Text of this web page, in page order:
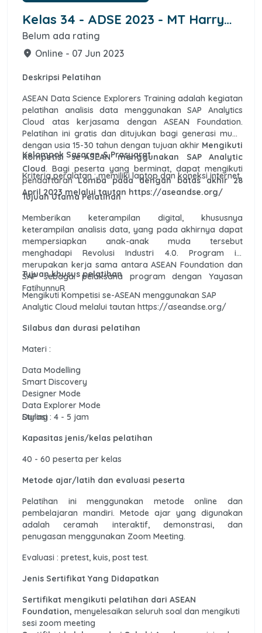
Kelas 34 - ADSE 2023 - MT Harry
Renanda
Belum ada rating
place Online - 07 Jun 2023
Deskripsi Pelatihan
ASEAN Data Science Explorers Training adalah kegiatan
pelatihan analisis data menggunakan SAP Analytics
Cloud atas kerjasama dengan ASEAN Foundation.
Pelatihan ini gratis dan ditujukan bagi generasi muda
dengan usia 15-30 tahun dengan tujuan akhir Mengikuti
Kompetisi se-ASEAN menggunakan SAP Analytic
Cloud. Bagi peserta yang berminat, dapat mengikuti
pendaftaranLomba pada dengan batas akhir 28
April 2023 melalui tautan https://aseandse.org/
Kelompok Sasaran & Prasyarat
Kriteria peralatan : memiliki laptop dan koneksi internet.
Tujuan Utama Pelatihan
Memberikan keterampilan digital, khususnya
keterampilan analisis data, yang pada akhirnya dapat
mempersiapkan anak-anak muda tersebut
menghadapi Revolusi Industri 4.0. Program ini
merupakan kerja sama antara ASEAN Foundation dan
SAP sebagai pelaksana program dengan Yayasan
FatihunnuR
Tujuan khusus pelatihan
Mengikuti Kompetisi se-ASEAN menggunakan SAP
Analytic Cloud melalui tautan https://aseandse.org/
Silabus dan durasi pelatihan
Materi :
Data Modelling
Smart Discovery
Designer Mode
Data Explorer Mode
Styling
Durasi : 4 - 5 jam
Kapasitas jenis/kelas pelatihan
40 - 60 peserta per kelas
Metode ajar/latih dan evaluasi peserta
Pelatihan ini menggunakan metode online dan
pembelajaran mandiri. Metode ajar yang digunakan
adalah ceramah interaktif, demonstrasi, dan
penugasan menggunakan Zoom Meeting.
Evaluasi : pretest, kuis, post test.
Jenis Sertifikat Yang Didapatkan
Sertifikat mengikuti pelatihan dari ASEAN
Foundation, menyelesaikan seluruh soal dan mengikuti
sesi zoom meeting